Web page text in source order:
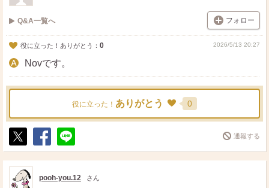
Q&A一覧へ フォロー
役に立った！ありがとう： 0 2026/5/13 20:27
Novです。
役に立った！ ありがとう 0
ポ
ス
ト
シ
ェ
送
る
通報する
pooh-you.12 さん